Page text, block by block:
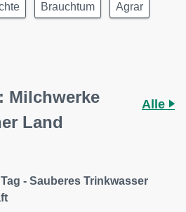
Brauchtum Agrar
Milchwerke
Land
Alle
- Sauberes Trinkwasser